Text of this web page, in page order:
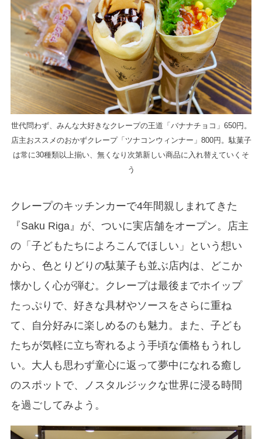
世代問わず、みんな大好きなクレープの王道「バナナチョコ」650円。
店主おススメのおかずクレープ「ツナコンウィンナー」800円。駄菓子
は常に30種類以上揃い、無くなり次第新しい商品に入れ替えていくそ
う
クレープのキッチンカーで4年間親しまれてきた
『Saku Riga』が、ついに実店舗をオープン。店主
の「子どもたちによろこんでほしい」という想い
から、色とりどりの駄菓子も並ぶ店内は、どこか
懐かしく心が弾む。クレープは最後までホイップ
たっぷりで、好きな具材やソースをさらに重ね
て、自分好みに楽しめるのも魅力。また、子ども
たちが気軽に立ち寄れるよう手頃な価格もうれし
い。大人も思わず童心に返って夢中になれる癒し
のスポットで、ノスタルジックな世界に浸る時間
を過ごしてみよう。